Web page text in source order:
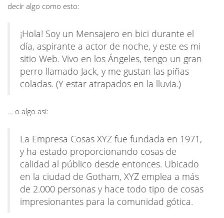
decir algo como esto:
¡Hola! Soy un Mensajero en bici durante el
día, aspirante a actor de noche, y este es mi
sitio Web. Vivo en los Ángeles, tengo un gran
perro llamado Jack, y me gustan las piñas
coladas. (Y estar atrapados en la lluvia.)
… o algo así:
La Empresa Cosas XYZ fue fundada en 1971,
y ha estado proporcionando cosas de
calidad al público desde entonces. Ubicado
en la ciudad de Gotham, XYZ emplea a más
de 2.000 personas y hace todo tipo de cosas
impresionantes para la comunidad gótica.